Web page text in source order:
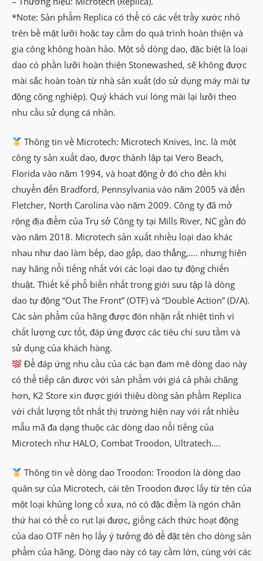
*Note: Sản phẩm Replica có thể có các vết trầy xước nhỏ
trên bề mặt lưỡi hoặc tay cầm do quá trình hoàn thiện và
gia công không hoàn hảo. Một số dòng dao, đặc biệt là loại
dao có phần lưỡi hoàn thiện Stonewashed, sẽ không được
mài sắc hoàn toàn từ nhà sản xuất (do sử dụng máy mài tự
động công nghiệp). Quý khách vui lòng mài lại lưỡi theo
nhu cầu sử dụng cá nhân.
Thông tin về Microtech: Microtech Knives, Inc. là một
công ty sản xuất dao, được thành lập tại Vero Beach,
Florida vào năm 1994, và hoạt động ở đó cho đến khi
chuyển đến Bradford, Pennsylvania vào năm 2005 và đến
Fletcher, North Carolina vào năm 2009. Công ty đã mở
rộng địa điểm của Trụ sở Công ty tại Mills River, NC gần đó
vào năm 2018. Microtech sản xuất nhiều loại dao khác
nhau như dao làm bếp, dao gấp, dao thẳng,…. nhưng hiên
nay hãng nổi tiếng nhất với các loại dao tự động chiến
thuật. Thiết kế phổ biến nhất trong giới sưu tập là dòng
dao tự động “Out The Front” (OTF) và “Double Action” (D/A).
Các sản phẩm của hãng được đón nhận rất nhiệt tình vì
chất lượng cực tốt, đáp ứng được các tiêu chí sưu tầm và
sử dụng của khách hàng.
Để đáp ứng nhu cầu của các bạn đam mê dòng dao này
có thể tiếp cận được với sản phẩm với giá cả phải chăng
hơn, K2 Store xin được giới thiệu dòng sản phẩm Replica
với chất lượng tốt nhất thị trường hiện nay với rất nhiều
mẫu mã đa dạng thuộc các dòng dao nổi tiếng của
Microtech như HALO, Combat Troodon, Ultratech….
Thông tin về dòng dao Troodon: Troodon là dòng dao
quân sự của Microtech, cái tên Troodon được lấy từ tên của
một loại khủng long cổ xưa, nó có đặc điểm là ngón chân
thứ hai có thể co rụt lại được, giống cách thức hoạt động
của dao OTF nên họ lấy ý tưởng đó để đặt tên cho dòng sản
phẩm của hãng. Dòng dao này có tay cầm lớn, cùng với các